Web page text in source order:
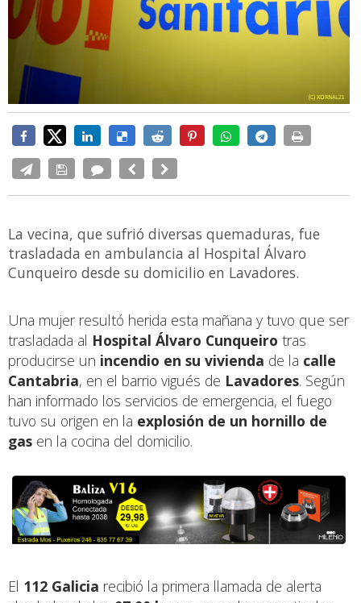
La vecina, que sufrió diversas quemaduras, fue
trasladada en ambulancia al Hospital Álvaro
Cunqueiro desde su domicilio en Lavadores.
Una mujer resultó herida esta mañana y tuvo que ser
trasladada al Hospital Álvaro Cunqueiro tras
producirse un incendio en su vivienda de la calle
Cantabria, en el barrio vigués de Lavadores. Según
han informado los servicios de emergencia, el fuego
tuvo su origen en la explosión de un hornillo de
gas en la cocina del domicilio.
El 112 Galicia recibió la primera llamada de alerta